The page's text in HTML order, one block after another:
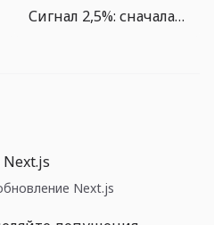
Сигнал 2,5%: сначала денежный поток, потом прогноз выручки
Next.js